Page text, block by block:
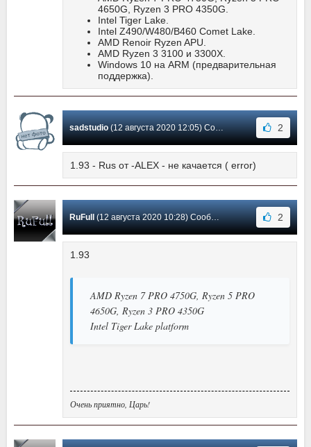
4650G, Ryzen 3 PRO 4350G.
Intel Tiger Lake.
Intel Z490/W480/B460 Comet Lake.
AMD Renoir Ryzen APU.
AMD Ryzen 3 3100 и 3300X.
Windows 10 на ARM (предварительная
поддержка).
sadstudio(12 августа 2020 12:05) Сообщение #323 2
1.93 - Rus от -ALEX - не качается ( error)
RuFull(12 августа 2020 10:28) Сообщение #322 2
1.93
AMD Ryzen 7 PRO 4750G, Ryzen 5 PRO
4650G, Ryzen 3 PRO 4350G
Intel Tiger Lake platform
Очень приятно, Царь!